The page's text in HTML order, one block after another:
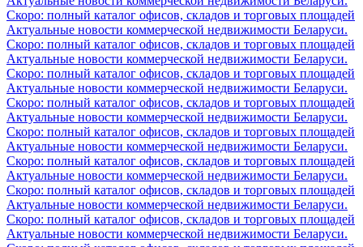
Скоро: полный каталог офисов, складов и торговых площадей
Актуальные новости коммерческой недвижимости Беларуси.
Скоро: полный каталог офисов, складов и торговых площадей
Актуальные новости коммерческой недвижимости Беларуси.
Скоро: полный каталог офисов, складов и торговых площадей
Актуальные новости коммерческой недвижимости Беларуси.
Скоро: полный каталог офисов, складов и торговых площадей
Актуальные новости коммерческой недвижимости Беларуси.
Скоро: полный каталог офисов, складов и торговых площадей
Актуальные новости коммерческой недвижимости Беларуси.
Скоро: полный каталог офисов, складов и торговых площадей
Актуальные новости коммерческой недвижимости Беларуси.
Скоро: полный каталог офисов, складов и торговых площадей
Актуальные новости коммерческой недвижимости Беларуси.
Скоро: полный каталог офисов, складов и торговых площадей
Актуальные новости коммерческой недвижимости Беларуси.